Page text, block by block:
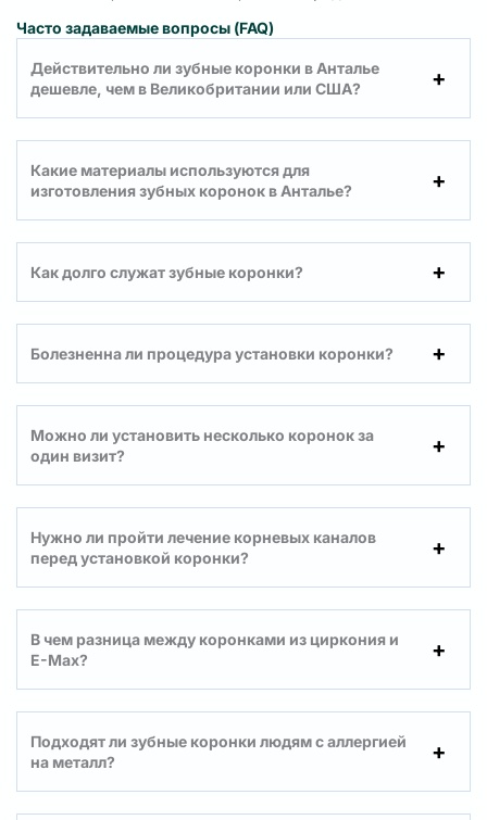
Часто задаваемые вопросы (FAQ)
Действительно ли зубные коронки в Анталье
дешевле, чем в Великобритании или США?
Какие материалы используются для
изготовления зубных коронок в Анталье?
Как долго служат зубные коронки?
Болезненна ли процедура установки коронки?
Можно ли установить несколько коронок за
один визит?
Нужно ли пройти лечение корневых каналов
перед установкой коронки?
В чем разница между коронками из циркония и
E-Max?
Подходят ли зубные коронки людям с аллергией
на металл?